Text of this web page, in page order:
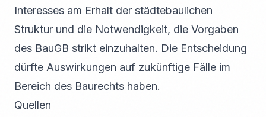
Interesses am Erhalt der städtebaulichen
Struktur und die Notwendigkeit, die Vorgaben
des BauGB strikt einzuhalten. Die Entscheidung
dürfte Auswirkungen auf zukünftige Fälle im
Bereich des Baurechts haben.
Quellen